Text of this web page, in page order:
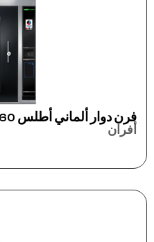
فرن دوار ألماني أطلس 60×80سم
أفران